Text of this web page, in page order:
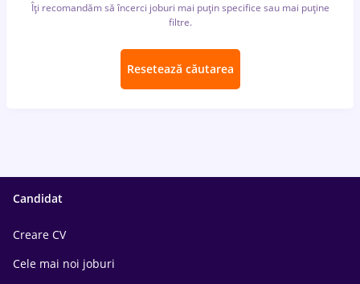
Îți recomandăm să încerci joburi mai puțin specifice sau mai puține
filtre.
Resetează căutarea
Candidat
Creare CV
Cele mai noi joburi